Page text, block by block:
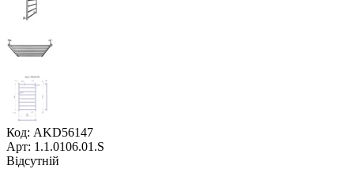
Код: AKD56147
Арт: 1.1.0106.01.S
Відсутній